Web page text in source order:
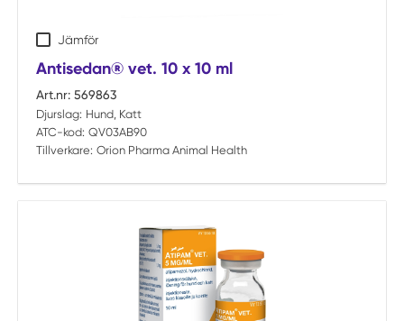
Jämför
Antisedan® vet. 10 x 10 ml
Art.nr: 569863
Djurslag: Hund, Katt
ATC-kod: QV03AB90
Tillverkare: Orion Pharma Animal Health